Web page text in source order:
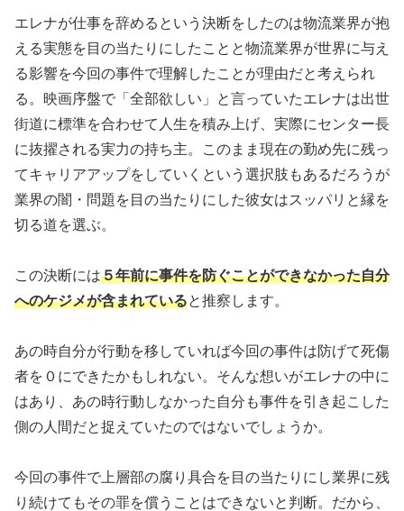
エレナが仕事を辞めるという決断をしたのは物流業界が抱
える実態を目の当たりにしたことと物流業界が世界に与え
る影響を今回の事件で理解したことが理由だと考えられ
る。映画序盤で「全部欲しい」と言っていたエレナは出世
街道に標準を合わせて人生を積み上げ、実際にセンター長
に抜擢される実力の持ち主。このまま現在の勤め先に残っ
てキャリアアップをしていくという選択肢もあるだろうが
業界の闇・問題を目の当たりにした彼女はスッパリと縁を
切る道を選ぶ。
この決断には５年前に事件を防ぐことができなかった自分
へのケジメが含まれていると推察します。
あの時自分が行動を移していれば今回の事件は防げて死傷
者を０にできたかもしれない。そんな想いがエレナの中に
はあり、あの時行動しなかった自分も事件を引き起こした
側の人間だと捉えていたのではないでしょうか。
今回の事件で上層部の腐り具合を目の当たりにし業界に残
り続けてもその罪を償うことはできないと判断。だから、